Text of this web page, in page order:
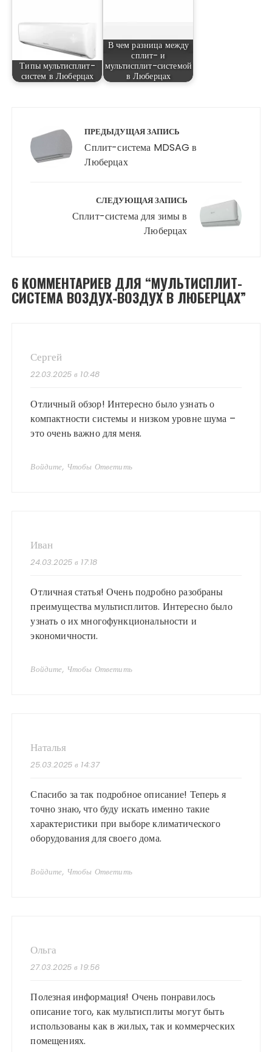
Типы мультисплит-
систем в Люберцах
В чем разница между
сплит- и
мультисплит-системой
в Люберцах
записям
ПРЕДЫДУЩАЯ ЗАПИСЬ
Сплит-система MDSAG в
Люберцах
СЛЕДУЮЩАЯ ЗАПИСЬ
Сплит-система для зимы в
Люберцах
6 КОММЕНТАРИЕВ ДЛЯ “МУЛЬТИСПЛИТ-
СИСТЕМА ВОЗДУХ-ВОЗДУХ В ЛЮБЕРЦАХ”
Сергей
22.03.2025 в 10:48
Отличный обзор! Интересно было узнать о
компактности системы и низком уровне шума –
это очень важно для меня.
Войдите, Чтобы Ответить
Иван
24.03.2025 в 17:18
Отличная статья! Очень подробно разобраны
преимущества мультисплитов. Интересно было
узнать о их многофункциональности и
экономичности.
Войдите, Чтобы Ответить
Наталья
25.03.2025 в 14:37
Спасибо за так подробное описание! Теперь я
точно знаю, что буду искать именно такие
характеристики при выборе климатического
оборудования для своего дома.
Войдите, Чтобы Ответить
Ольга
27.03.2025 в 19:56
Полезная информация! Очень понравилось
описание того, как мультисплиты могут быть
использованы как в жилых, так и коммерческих
помещениях.